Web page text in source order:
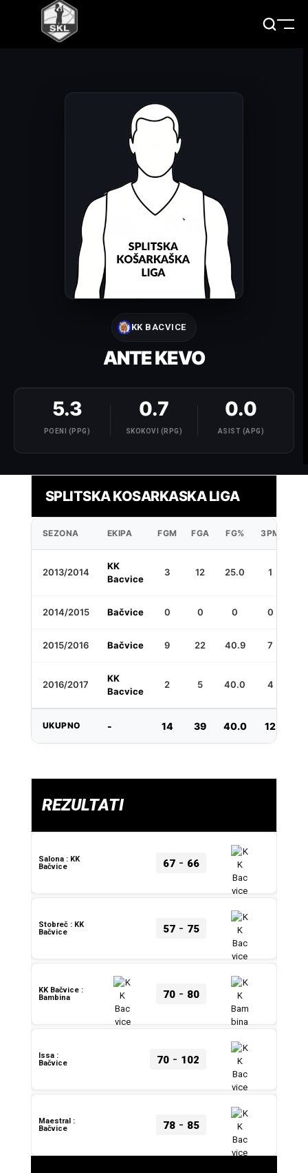
KK BACVICE
ANTE KEVO
5.3
POENI (PPG)
0.7
SKOKOVI (RPG)
0.0
ASIST (APG)
SPLITSKA KOSARKASKA LIGA
SEZONA EKIPA FGM FGA FG% 3PM
2013/2014
KK
Bacvice
3 12 25.0 1
2014/2015 Bačvice 0 0 0 0
2015/2016 Bačvice 9 22 40.9 7
2016/2017
KK
Bacvice
2 5 40.0 4
UKUPNO - 14 39 40.0 12
REZULTATI
67- 66
Salona : KK
Bačvice
57- 75
Stobreč : KK
Bačvice
70- 80
KK Bačvice :
Bambina
70- 102
Issa :
Bačvice
78- 85
Maestral :
Bačvice